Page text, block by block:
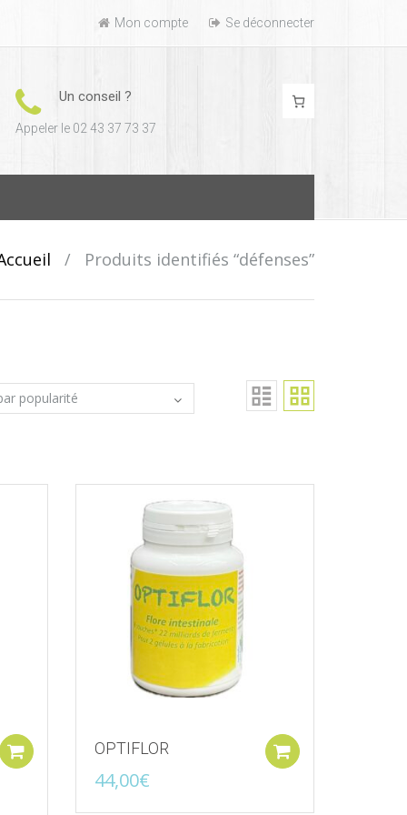
Mon compte Se déconnecter
Un conseil ?
Appeler le 02 43 37 73 37
/ Produits identifiés “défenses”
Ajouter au panier
OPTIFLOR
44,00€
Ajouter à la liste d'envies